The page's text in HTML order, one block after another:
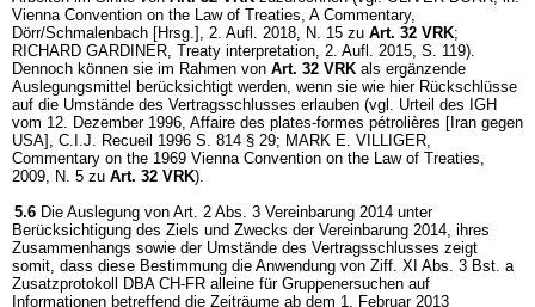
Vienna Convention on the Law of Treaties, A Commentary,
Dörr/Schmalenbach [Hrsg.], 2. Aufl. 2018, N. 15 zu Art. 32 VRK;
RICHARD GARDINER, Treaty interpretation, 2. Aufl. 2015, S. 119).
Dennoch können sie im Rahmen von Art. 32 VRK als ergänzende
Auslegungsmittel berücksichtigt werden, wenn sie wie hier Rückschlüsse
auf die Umstände des Vertragsschlusses erlauben (vgl. Urteil des IGH
vom 12. Dezember 1996, Affaire des plates-formes pétrolières [Iran gegen
USA], C.I.J. Recueil 1996 S. 814 § 29; MARK E. VILLIGER,
Commentary on the 1969 Vienna Convention on the Law of Treaties,
2009, N. 5 zu Art. 32 VRK).
5.6 Die Auslegung von Art. 2 Abs. 3 Vereinbarung 2014 unter
Berücksichtigung des Ziels und Zwecks der Vereinbarung 2014, ihres
Zusammenhangs sowie der Umstände des Vertragsschlusses zeigt
somit, dass diese Bestimmung die Anwendung von Ziff. XI Abs. 3 Bst. a
Zusatzprotokoll DBA CH-FR alleine für Gruppenersuchen auf
Informationen betreffend die Zeiträume ab dem 1. Februar 2013